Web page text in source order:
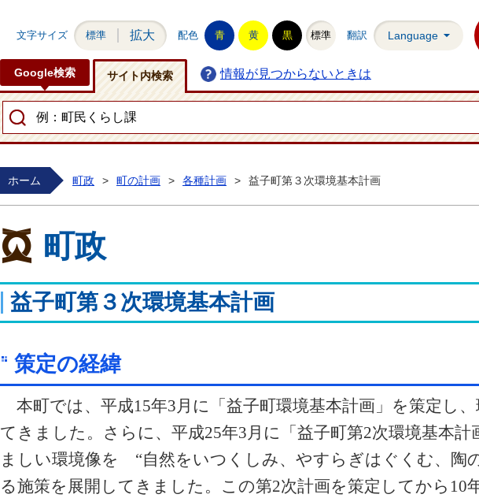
文字サイズ 標準 拡大 配色 青 黄 黒 標準 翻訳 Language
Google検索 サイト内検索 情報が見つからないときは
ホーム 町政 > 町の計画 > 各種計画 > 益子町第３次環境基本計画
町政
益子町第３次環境基本計画
策定の経緯
本町では、平成15年3 月に「益子町環境基本計画」を策定し
てきました。さらに、平成25年3 月に「益子町第2次環境基本計
ましい環境像を “自然をいつくしみ、やすらぎはぐくむ、
る施策を展開してきました。この第2次計画を策定してから 10